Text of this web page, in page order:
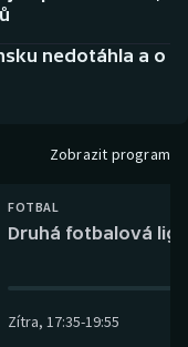
nedotáhla a o
Zobrazit program
FOTBAL
Druhá fotbalová
Zítra, 17:35-19:55